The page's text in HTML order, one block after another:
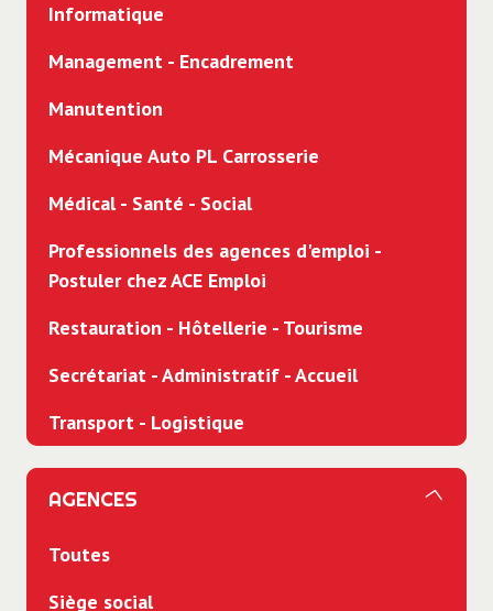
Informatique
Management - Encadrement
Manutention
Mécanique Auto PL Carrosserie
Médical - Santé - Social
Professionnels des agences d'emploi -
Postuler chez ACE Emploi
Restauration - Hôtellerie - Tourisme
Secrétariat - Administratif - Accueil
Transport - Logistique
AGENCES
Toutes
Siège social